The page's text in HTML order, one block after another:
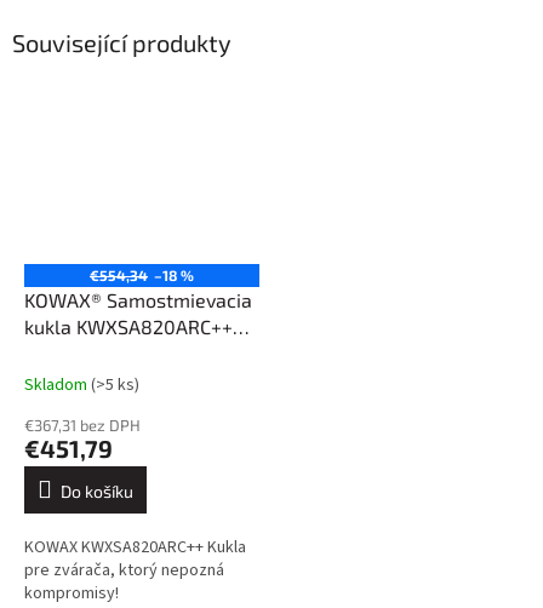
Související produkty
€554,34 –18 %
KOWAX® Samostmievacia
kukla KWXSA820ARC++®
Skladom (>5 ks)
€367,31 bez DPH
€451,79
Do košíku
KOWAX KWXSA820ARC++ Kukla
pre zvárača, ktorý nepozná
kompromisy!